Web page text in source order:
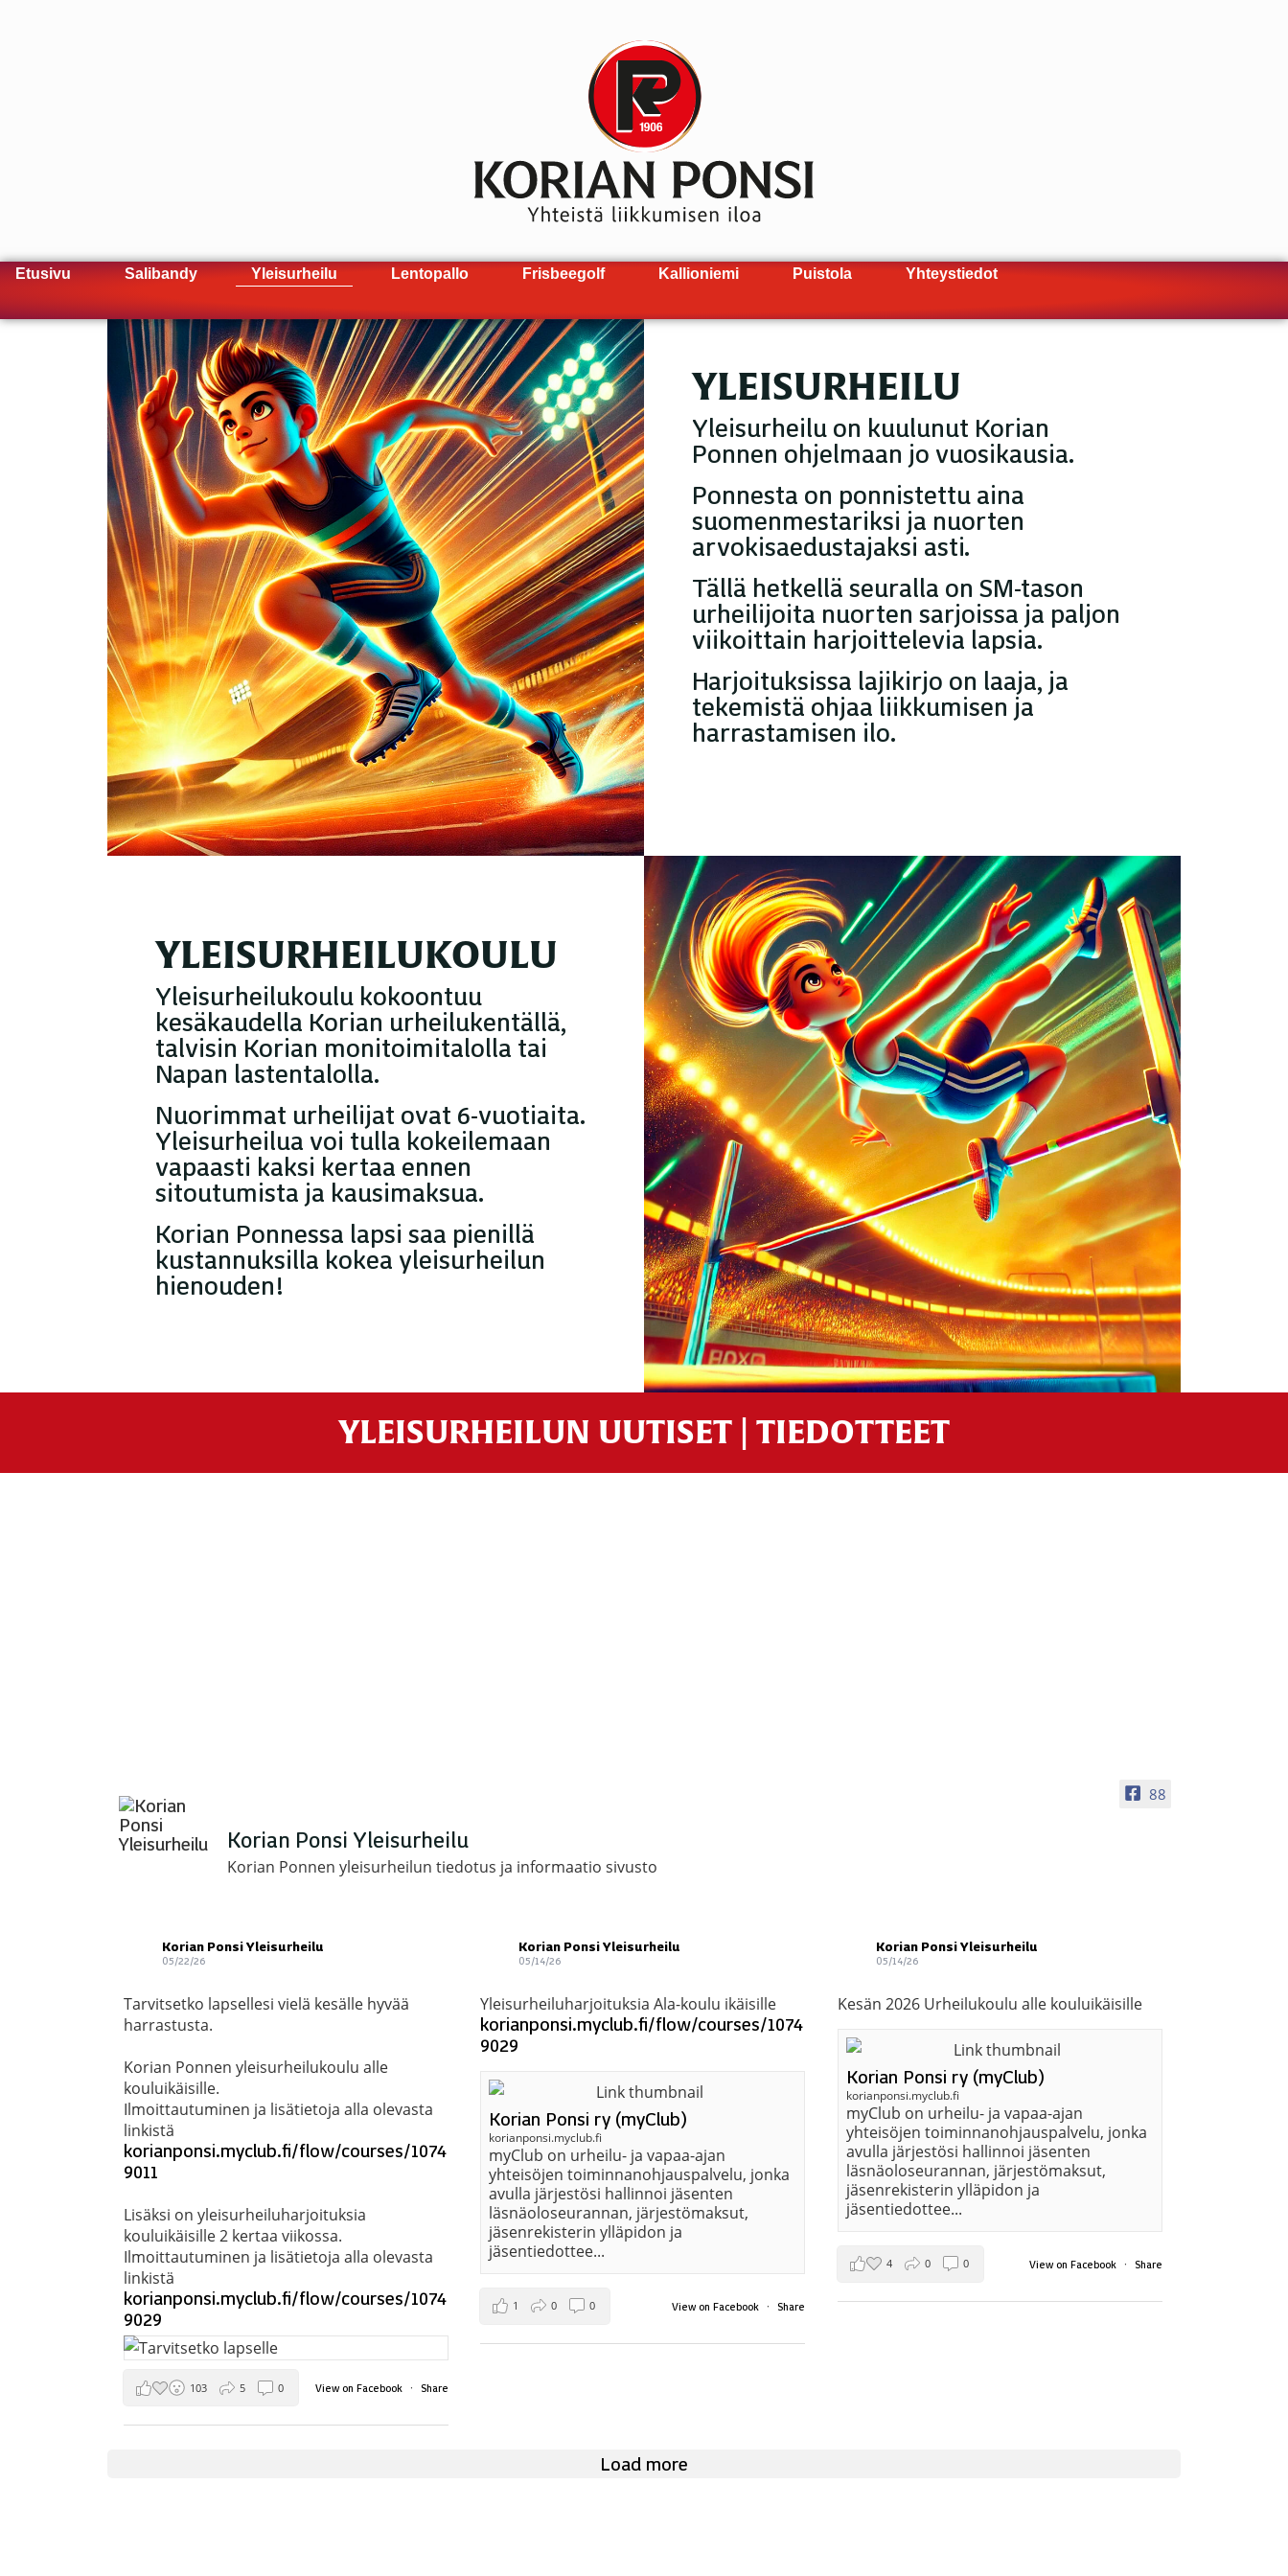
Etusivu Salibandy Yleisurheilu Lentopallo Frisbeegolf Kallioniemi Puistola Yhteystiedot
YLEISURHEILU
Yleisurheilu on kuulunut Korian
Ponnen ohjelmaan jo vuosikausia.
Ponnesta on ponnistettu aina
suomenmestariksi ja nuorten
arvokisaedustajaksi asti.
Tällä hetkellä seuralla on SM-tason
urheilijoita nuorten sarjoissa ja paljon
viikoittain harjoittelevia lapsia.
Harjoituksissa lajikirjo on laaja, ja
tekemistä ohjaa liikkumisen ja
harrastamisen ilo.
YLEISURHEILUKOULU
Yleisurheilukoulu kokoontuu
kesäkaudella Korian urheilukentällä,
talvisin Korian monitoimitalolla tai
Napan lastentalolla.
Nuorimmat urheilijat ovat 6-vuotiaita.
Yleisurheilua voi tulla kokeilemaan
vapaasti kaksi kertaa ennen
sitoutumista ja kausimaksua.
Korian Ponnessa lapsi saa pienillä
kustannuksilla kokea yleisurheilun
hienouden!
YLEISURHEILUN UUTISET | TIEDOTTEET
88
Korian Ponsi Yleisurheilu
Korian Ponnen yleisurheilun tiedotus ja informaatio sivusto
Korian Ponsi Yleisurheilu
05/22/26
Tarvitsetko lapsellesi vielä kesälle hyvää
harrastusta.
Korian Ponnen yleisurheilukoulu alle
kouluikäisille.
Ilmoittautuminen ja lisätietoja alla olevasta
linkistä
korianponsi.myclub.fi/flow/courses/1074
9011
Lisäksi on yleisurheiluharjoituksia
kouluikäisille 2 kertaa viikossa.
Ilmoittautuminen ja lisätietoja alla olevasta
linkistä
korianponsi.myclub.fi/flow/courses/1074
9029
View on Facebook · Share
103 5 0
Korian Ponsi Yleisurheilu
05/14/26
Yleisurheiluharjoituksia Ala-koulu ikäisille
korianponsi.myclub.fi/flow/courses/1074
9029
Korian Ponsi ry (myClub)
korianponsi.myclub.fi
myClub on urheilu- ja vapaa-ajan
yhteisöjen toiminnanohjauspalvelu, jonka
avulla järjestösi hallinnoi jäsenten
läsnäoloseurannan, järjestömaksut,
jäsenrekisterin ylläpidon ja
jäsentiedottee...
View on Facebook · Share
1 0 0
Korian Ponsi Yleisurheilu
05/14/26
Kesän 2026 Urheilukoulu alle kouluikäisille
Korian Ponsi ry (myClub)
korianponsi.myclub.fi
myClub on urheilu- ja vapaa-ajan
yhteisöjen toiminnanohjauspalvelu, jonka
avulla järjestösi hallinnoi jäsenten
läsnäoloseurannan, järjestömaksut,
jäsenrekisterin ylläpidon ja
jäsentiedottee...
View on Facebook · Share
4 0 0
Load more